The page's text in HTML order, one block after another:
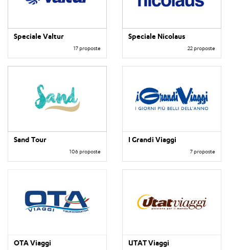
Speciale Valtur
17 proposte
Speciale Nicolaus
22 proposte
Sand Tour
106 proposte
I Grandi Viaggi
7 proposte
OTA Viaggi UTAT Viaggi